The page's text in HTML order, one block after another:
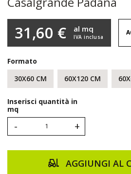
31,60 € IVA inclusa
al mq
Formato
30X60 CM
60X120 CM
Inserisci quantità in
mq
- +
AGGIUNGI AL